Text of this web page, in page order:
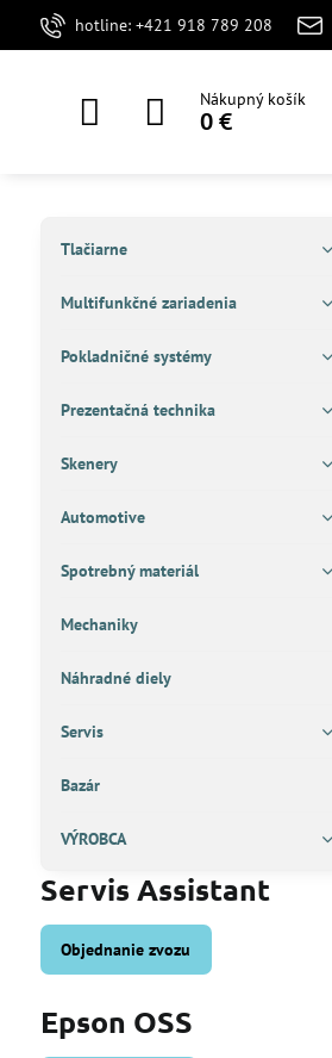
hotline: +421 918 789 208
Nákupný košík
0 €
Tlačiarne
Multifunkčné zariadenia
Pokladničné systémy
Prezentačná technika
Skenery
Automotive
Spotrebný materiál
Mechaniky
Náhradné diely
Servis
Bazár
VÝROBCA
Servis Assistant
Objednanie zvozu
Epson OSS